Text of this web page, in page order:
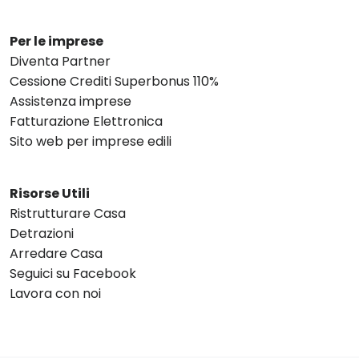
Per le imprese
Diventa Partner
Cessione Crediti Superbonus 110%
Assistenza imprese
Fatturazione Elettronica
Sito web per imprese edili
Risorse Utili
Ristrutturare Casa
Detrazioni
Arredare Casa
Seguici su Facebook
Lavora con noi